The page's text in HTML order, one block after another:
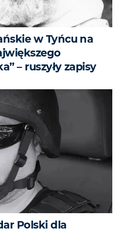
w Tyńcu na
– ruszyły zapisy
Polski dla